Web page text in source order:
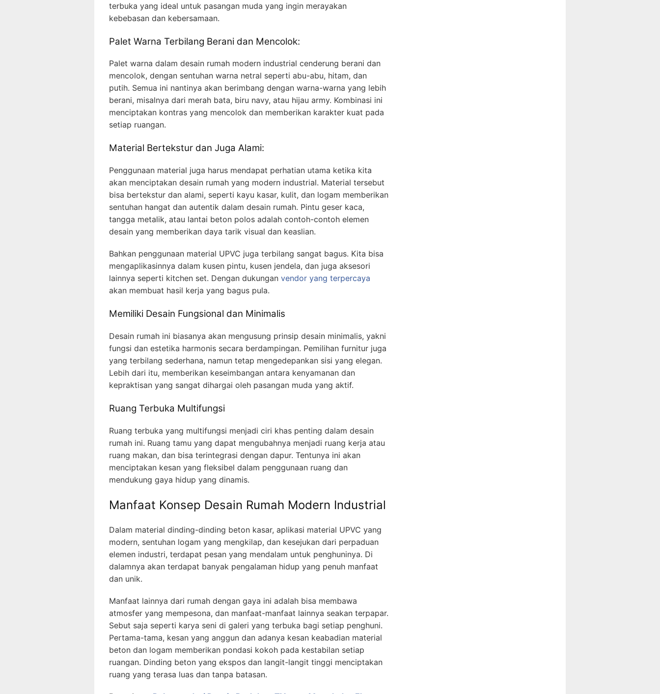
terbuka yang ideal untuk pasangan muda yang ingin merayakan
kebebasan dan kebersamaan.
Palet Warna Terbilang Berani dan Mencolok:
Palet warna dalam desain rumah modern industrial cenderung berani dan
mencolok, dengan sentuhan warna netral seperti abu-abu, hitam, dan
putih. Semua ini nantinya akan berimbang dengan warna-warna yang lebih
berani, misalnya dari merah bata, biru navy, atau hijau army. Kombinasi ini
menciptakan kontras yang mencolok dan memberikan karakter kuat pada
setiap ruangan.
Material Bertekstur dan Juga Alami:
Penggunaan material juga harus mendapat perhatian utama ketika kita
akan menciptakan desain rumah yang modern industrial. Material tersebut
bisa bertekstur dan alami, seperti kayu kasar, kulit, dan logam memberikan
sentuhan hangat dan autentik dalam desain rumah. Pintu geser kaca,
tangga metalik, atau lantai beton polos adalah contoh-contoh elemen
desain yang memberikan daya tarik visual dan keaslian.
Bahkan penggunaan material UPVC juga terbilang sangat bagus. Kita bisa
mengaplikasinnya dalam kusen pintu, kusen jendela, dan juga aksesori
lainnya seperti kitchen set. Dengan dukungan vendor yang terpercaya
akan membuat hasil kerja yang bagus pula.
Memiliki Desain Fungsional dan Minimalis
Desain rumah ini biasanya akan mengusung prinsip desain minimalis, yakni
fungsi dan estetika harmonis secara berdampingan. Pemilihan furnitur juga
yang terbilang sederhana, namun tetap mengedepankan sisi yang elegan.
Lebih dari itu, memberikan keseimbangan antara kenyamanan dan
kepraktisan yang sangat dihargai oleh pasangan muda yang aktif.
Ruang Terbuka Multifungsi
Ruang terbuka yang multifungsi menjadi ciri khas penting dalam desain
rumah ini. Ruang tamu yang dapat mengubahnya menjadi ruang kerja atau
ruang makan, dan bisa terintegrasi dengan dapur. Tentunya ini akan
menciptakan kesan yang fleksibel dalam penggunaan ruang dan
mendukung gaya hidup yang dinamis.
Manfaat Konsep Desain Rumah Modern Industrial
Dalam material dinding-dinding beton kasar, aplikasi material UPVC yang
modern, sentuhan logam yang mengkilap, dan kesejukan dari perpaduan
elemen industri, terdapat pesan yang mendalam untuk penghuninya. Di
dalamnya akan terdapat banyak pengalaman hidup yang penuh manfaat
dan unik.
Manfaat lainnya dari rumah dengan gaya ini adalah bisa membawa
atmosfer yang mempesona, dan manfaat-manfaat lainnya seakan terpapar.
Sebut saja seperti karya seni di galeri yang terbuka bagi setiap penghuni.
Pertama-tama, kesan yang anggun dan adanya kesan keabadian material
beton dan logam memberikan pondasi kokoh pada kestabilan setiap
ruangan. Dinding beton yang ekspos dan langit-langit tinggi menciptakan
ruang yang terasa luas dan tanpa batasan.